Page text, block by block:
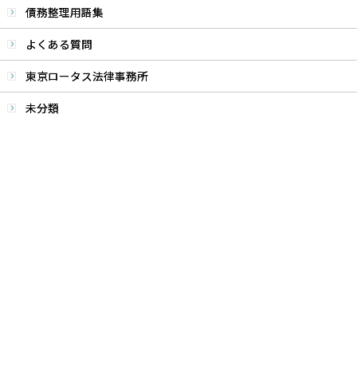
よくある質問
債務整理用語集
未分類
東京ロータス法律事務所